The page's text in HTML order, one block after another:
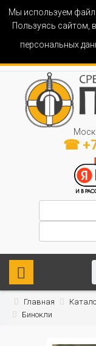
Мы используем
Пользуясь сайтом,
персональных
☎
Главная
Бинокли